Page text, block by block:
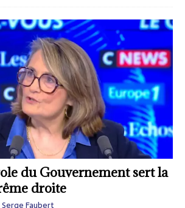
du Gouvernement sert la
droite